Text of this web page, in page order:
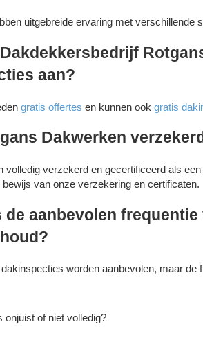
uitgebreide ervaring met verschillende
aan?
gratis offertes en kunnen ookgratis
Dakwerken
volledig verzekerd en gecertificeerd als
van onze verzekering en certificaten.
de aanbevolen
worden aanbevolen, maar de
onjuist of niet volledig?